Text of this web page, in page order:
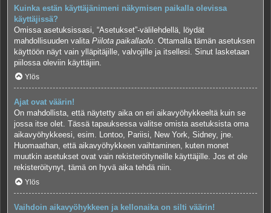
Kuinka estän käyttäjänimeni näkymisen paikalla olevissa
käyttäjissä?
Omissa asetuksissasi, “Asetukset”-välilehdellä, löydät
mahdollisuuden valita Piilota paikallaolo . Ottamalla tämän asetuksen
käyttöön näyt vain ylläpitäjille, valvojille ja itsellesi. Sinut lasketaan
piilossa oleviin käyttäjiin.
Ylös
Ajat ovat väärin!
On mahdollista, että näytetty aika on eri aikavyöhykkeeltä kuin se
jossa itse olet. Tässä tapauksessa valitse omista asetuksista oma
aikavyöhykkeesi, esim. Lontoo, Pariisi, New York, Sidney, jne.
Huomaathan, että aikavyöhykkeen vaihtaminen, kuten monet
muutkin asetukset ovat vain rekisteröityneille käyttäjille. Jos et ole
rekisteröitynyt, tämä on hyvä aika tehdä niin.
Ylös
Vaihdoin aikavyöhykkeen ja kellonaika on silti väärin!